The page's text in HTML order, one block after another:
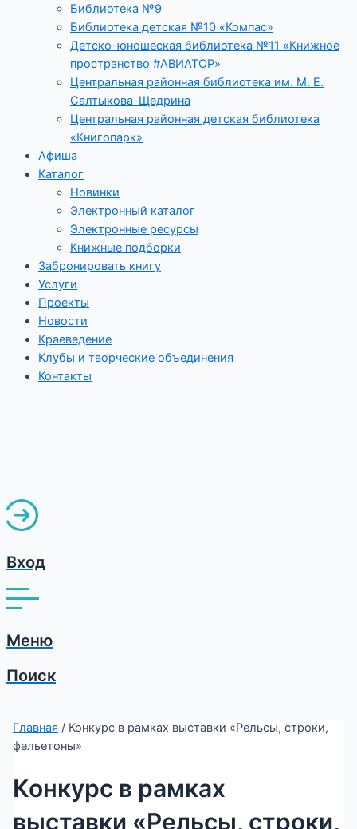
Библиотека №9
Библиотека детская №10 «Компас»
Детско-юношеская библиотека №11 «Книжное
пространство #АВИАТОР»
Центральная районная библиотека им. М. Е.
Салтыкова-Щедрина
Центральная районная детская библиотека
«Книгопарк»
Афиша
Каталог
Новинки
Электронный каталог
Электронные ресурсы
Книжные подборки
Забронировать книгу
Услуги
Проекты
Новости
Краеведение
Клубы и творческие объединения
Контакты
Вход
Меню
Поиск
Главная / Конкурс в рамках выставки «Рельсы, строки,
фельетоны»
Конкурс в рамках
выставки «Рельсы, строки,